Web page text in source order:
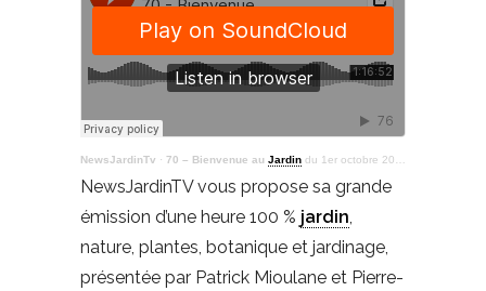
NewsJardinTv · 70 – Bienvenue au Jardin du 1er octobre 2022
NewsJardinTV vous propose sa grande
émission d’une heure 100 % jardin
nature, plantes, botanique et jardinage,
présentée par Patrick Mioulane et Pierre-